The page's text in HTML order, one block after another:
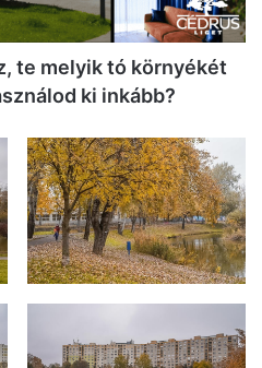
te melyik tó környékét
ki inkább?